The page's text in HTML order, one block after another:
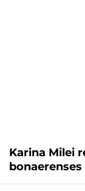
Karina Milei